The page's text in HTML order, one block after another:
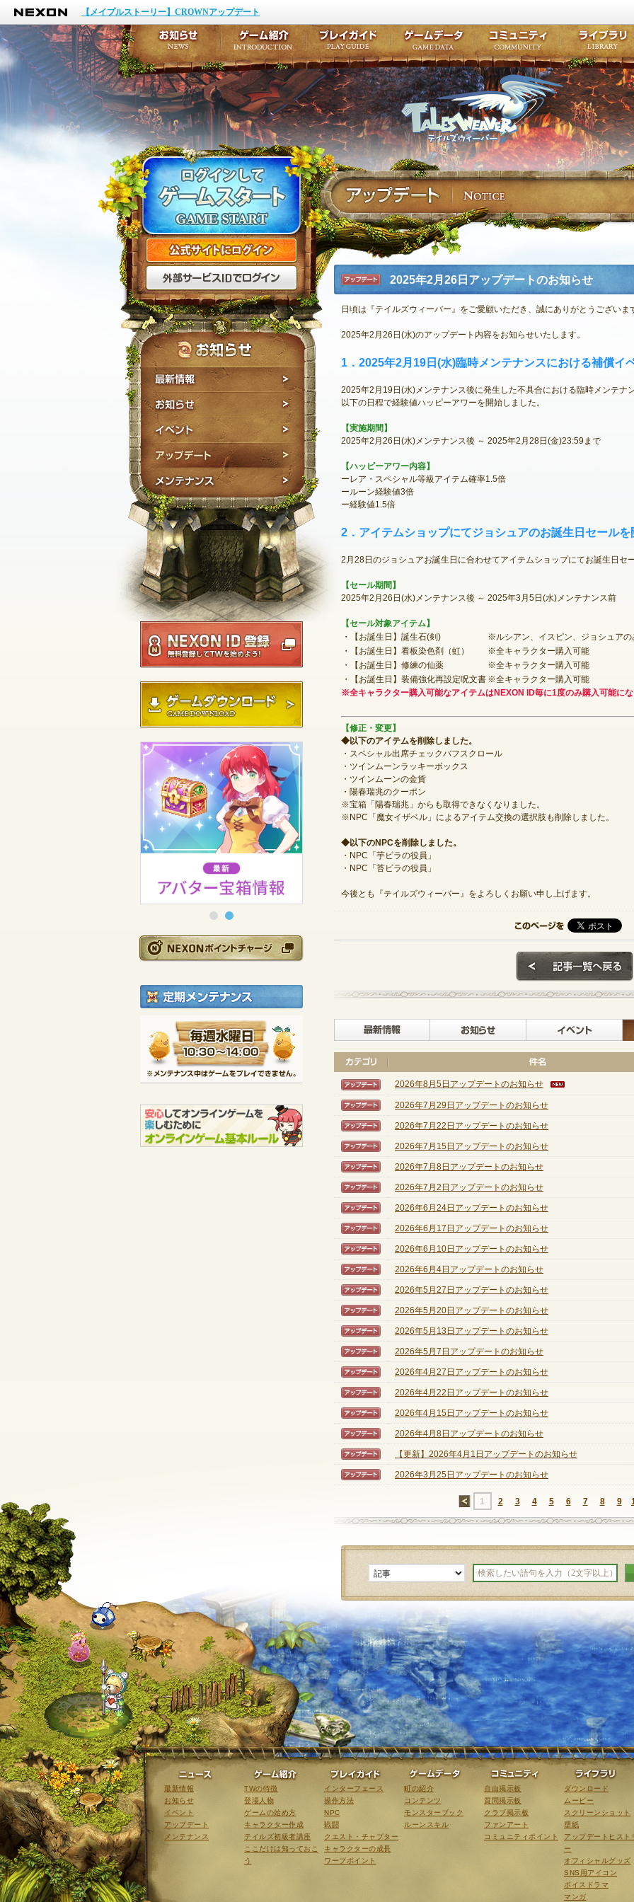
NEXON
【メイプルストーリー】CROWNアップデート
テイルズ
公式サイトにログイン
外部サービスIDでログイン
お知らせ
イベント
メンテナンス
NEXON ID登録
ゲームダウンロード
NEXONポイントチャージ
定期メンテナンス
毎週水曜日 10:30～14:00
※メンテナンス中はゲームをプレイできません。
アップデ
ート
2025年2月26日アップデートのお知らせ
日頃は『テイルズウィーバー』をご愛顧いただき、誠にありがとうございま
2025年2月26日(水)のアップデート内容をお知らせいたします。
1．2025年2月19日(水)臨時メンテナンスにおける補償イ
2025年2月19日(水)メンテナンス後に発生した不具合における臨時メンテナ
以下の日程で経験値ハッピーアワーを開始しました。
【実施期間】
2025年2月26日(水)メンテナンス後 ～ 2025年2月28日(金)23:59まで
【ハッピーアワー内容】
ーレア・スペシャル等級アイテム確率1.5倍
ールーン経験値3倍
ー経験値1.5倍
2．アイテムショップにてジョシュアのお誕生日セールを
2月28日のジョシュアお誕生日に合わせてアイテムショップにてお誕生日セ
【セール期間】
2025年2月26日(水)メンテナンス後 ～ 2025年3月5日(水)メンテナンス前
【セール対象アイテム】
・【お誕生日】誕生石(剣)
※ルシアン、イスピン、ジョシュアの
・【お誕生日】看板染色剤（虹）
※全キャラクター購入可能
・【お誕生日】修練の仙薬
※全キャラクター購入可能
・【お誕生日】装備強化再設定呪文書 ※全キャラクター購入可能
※全キャラクター購入可能なアイテムはNEXON ID毎に1度のみ購入可能にな
【修正・変更】
◆以下のアイテムを削除しました。
・スペシャル出席チェックバフスクロール
・ツインムーンラッキーボックス
・ツインムーンの金貨
・陽春瑞兆のクーポン
※宝箱「陽春瑞兆」からも取得できなくなりました。
※NPC「魔女イザベル」によるアイテム交換の選択肢も削除しました。
◆以下のNPCを削除しました。
・NPC「芋ビラの役員」
・NPC「苔ビラの役員」
今後とも『テイルズウィーバー』をよろしくお願い申し上げます。
最新情報 お知らせ
【アップデート】
2026年8月5日アップデートのお知らせ
【アップデート】
2026年7月29日アップデートのお知らせ
【アップデート】
2026年7月22日アップデートのお知らせ
【アップデート】
2026年7月15日アップデートのお知らせ
【アップデート】
2026年7月8日アップデートのお知らせ
【アップデート】
2026年7月2日アップデートのお知らせ
【アップデート】
2026年6月24日アップデートのお知らせ
【アップデート】
2026年6月17日アップデートのお知らせ
【アップデート】
2026年6月10日アップデートのお知らせ
【アップデート】
2026年6月4日アップデートのお知らせ
【アップデート】
2026年5月27日アップデートのお知らせ
【アップデート】
2026年5月20日アップデートのお知らせ
【アップデート】
2026年5月13日アップデートのお知らせ
【アップデート】
2026年5月7日アップデートのお知らせ
【アップデート】
2026年4月27日アップデートのお知らせ
【アップデート】
2026年4月22日アップデートのお知らせ
【アップデート】
2026年4月15日アップデートのお知らせ
【アップデート】
2026年4月8日アップデートのお知らせ
【アップデート】
【更新】2026年4月1日アップデートのお知らせ
【アップデート】
2026年3月25日アップデートのお知らせ
←1 2 3 4 5 6 7 8 9
お知らせ
イベント
アップデート
メンテナンス
ゲーム紹介
ここだけは知っておこうプレイガイド
ワープポイント
ゲームデータ
ルーンスキル
コミュニティ
コミュニテ
ニュース
最新情報
お知らせ
イベント
アップデート
メンテナンス
ゲーム紹介
TWの特徴
登場人物
ゲームの始め方
キャラクター作成
テイルズ初級者講座
ここだけは知っておこ
う
プレイガイド
インターフェース
操作方法
NPC
戦闘
クエスト・チャプター
キャラクターの成長
ワープポイント
ゲームデータ
町の紹介
コンテンツ
モンスターブック
ルーンスキル
コミュニティ
自由掲示板
質問掲示板
クラブ掲示板
ファンアート
コミュニティポイント
ダウンロード
ムービー
スクリーンショット
壁紙
アップデートヒスト
ー
オフィシャルグッズ
SNS用アイコン
ボイスドラマ
マンガ